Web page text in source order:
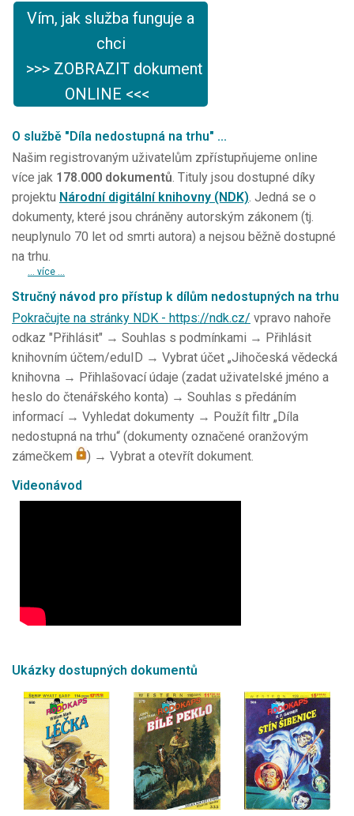
Vím, jak služba funguje a
chci
>>> ZOBRAZIT dokument
ONLINE <<<
O službě "Díla nedostupná na trhu" ...
Našim registrovaným uživatelům zpřístupňujeme online
více jak 178.000 dokumentů. Tituly jsou dostupné díky
projektu Národní digitální knihovny (NDK). Jedná se o
dokumenty, které jsou chráněny autorským zákonem (tj.
neuplynulo 70 let od smrti autora) a nejsou běžně dostupné
na trhu.
... více ...
Stručný návod pro přístup k dílům nedostupných na trhu
Pokračujte na stránky NDK - https://ndk.cz/ vpravo nahoře
odkaz "Přihlásit" → Souhlas s podmínkami → Přihlásit
knihovním účtem/eduID → Vybrat účet „Jihočeská vědecká
knihovna → Přihlašovací údaje (zadat uživatelské jméno a
heslo do čtenářského konta) → Souhlas s předáním
informací → Vyhledat dokumenty → Použít filtr „Díla
nedostupná na trhu“ (dokumenty označené oranžovým
zámečkem
) → Vybrat a otevřít dokument.
Videonávod
Ukázky dostupných dokumentů